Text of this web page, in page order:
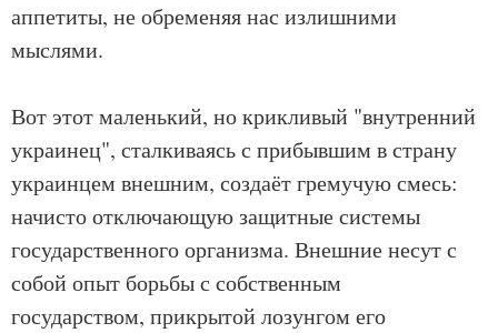
аппетиты, не обременяя нас излишними
мыслями.
Вот этот маленький, но крикливый "внутренний
украинец", сталкиваясь с прибывшим в страну
украинцем внешним, создаёт гремучую смесь:
начисто отключающую защитные системы
государственного организма. Внешние несут с
собой опыт борьбы с собственным
государством, прикрытой лозунгом его